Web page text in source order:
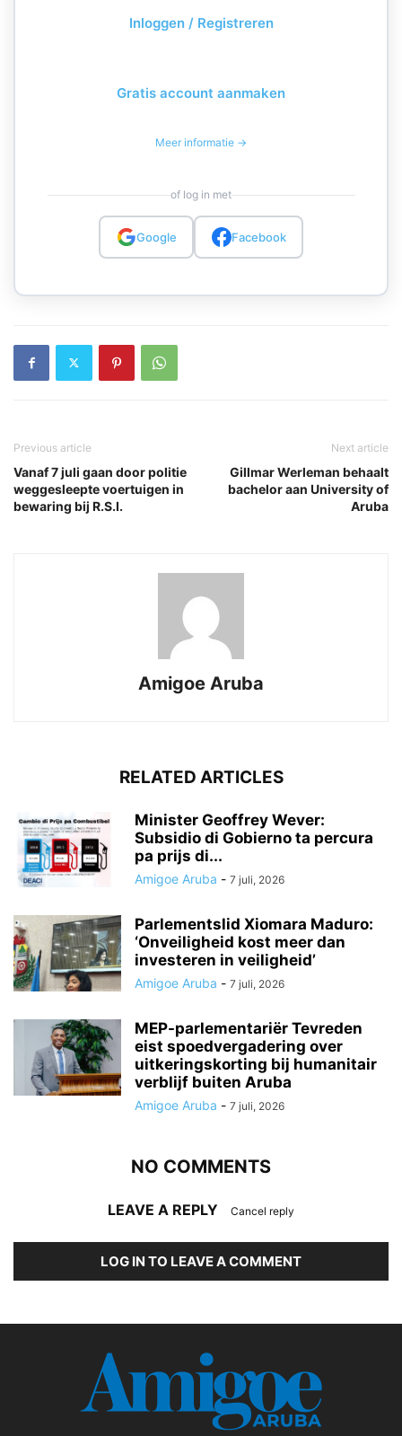
Inloggen / Registreren
Gratis account aanmaken
Meer informatie →
of log in met
Google Facebook
Previous article
Vanaf 7 juli gaan door politie
weggesleepte voertuigen in
bewaring bij R.S.I.
Next article
Gillmar Werleman behaalt
bachelor aan University of
Aruba
Amigoe Aruba
RELATED ARTICLES
Minister Geoffrey Wever:
Subsidio di Gobierno ta percura
pa prijs di...
Amigoe Aruba - 7 juli, 2026
Parlementslid Xiomara Maduro:
‘Onveiligheid kost meer dan
investeren in veiligheid’
Amigoe Aruba - 7 juli, 2026
MEP-parlementariër Tevreden
eist spoedvergadering over
uitkeringskorting bij humanitair
verblijf buiten Aruba
Amigoe Aruba - 7 juli, 2026
NO COMMENTS
LEAVE A REPLY Cancel reply
LOG IN TO LEAVE A COMMENT